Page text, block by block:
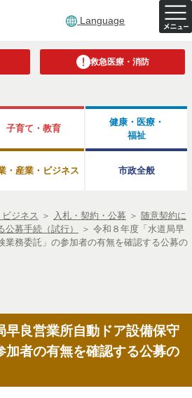
Language
救急医療・消防
子育て・教育
健康・医療・
福祉
・産業・ビジネス 市政全般
ジネス ＞ 入札・契約・公募 ＞ 随意契約に
募手続（試行）
＞ 令和８年度「水道局早
業務委託」の参加者の有無を確認する公募の
早良営業所自動ドア設備保守
加者の有無を確認する公募の